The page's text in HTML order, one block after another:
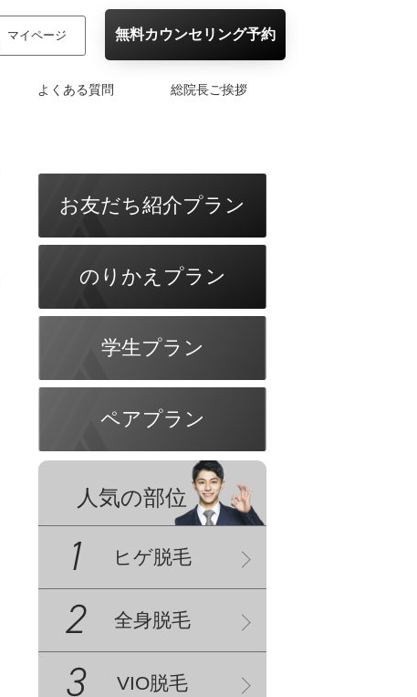
マイページ 無料カウンセリング予約
よくある質問 総院長ご挨拶
お友だち紹介プラン
のりかえプラン
学生プラン
ペアプラン
人気の部位
ヒゲ脱毛
全身脱毛
VIO脱毛